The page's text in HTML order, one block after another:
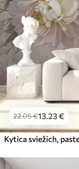
56.6734.00 €/m²
Prémiový vinyl
65 .00 .00€/m²
Peel and Stick
81.67 49
22.05€13 .23€